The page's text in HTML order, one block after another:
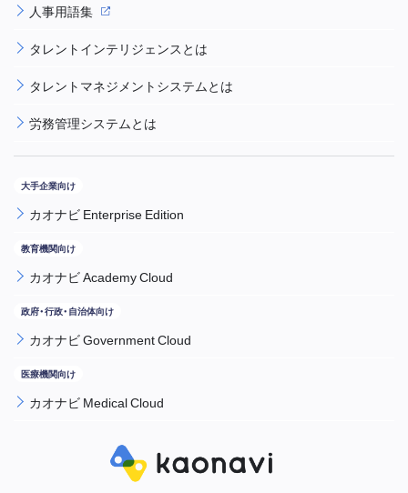
人事用語集
タレントインテリジェンスとは
タレントマネジメントシステムとは
労務管理システムとは
カオナビ Enterprise Edition
カオナビ Academy Cloud
カオナビ Government Cloud
カオナビ Medical Cloud